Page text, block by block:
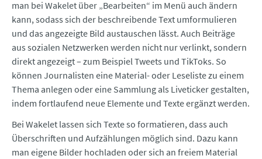
man bei Wakelet über „Bearbeiten“ im Menü auch ändern
kann, sodass sich der beschreibende Text umformulieren
und das angezeigte Bild austauschen lässt. Auch Beiträge
aus sozialen Netzwerken werden nicht nur verlinkt, sondern
direkt angezeigt – zum Beispiel Tweets und TikToks. So
können Journalisten eine Material- oder Leseliste zu einem
Thema anlegen oder eine Sammlung als Liveticker gestalten,
indem fortlaufend neue Elemente und Texte ergänzt werden.
Bei Wakelet lassen sich Texte so formatieren, dass auch
Überschriften und Aufzählungen möglich sind. Dazu kann
man eigene Bilder hochladen oder sich an freiem Material